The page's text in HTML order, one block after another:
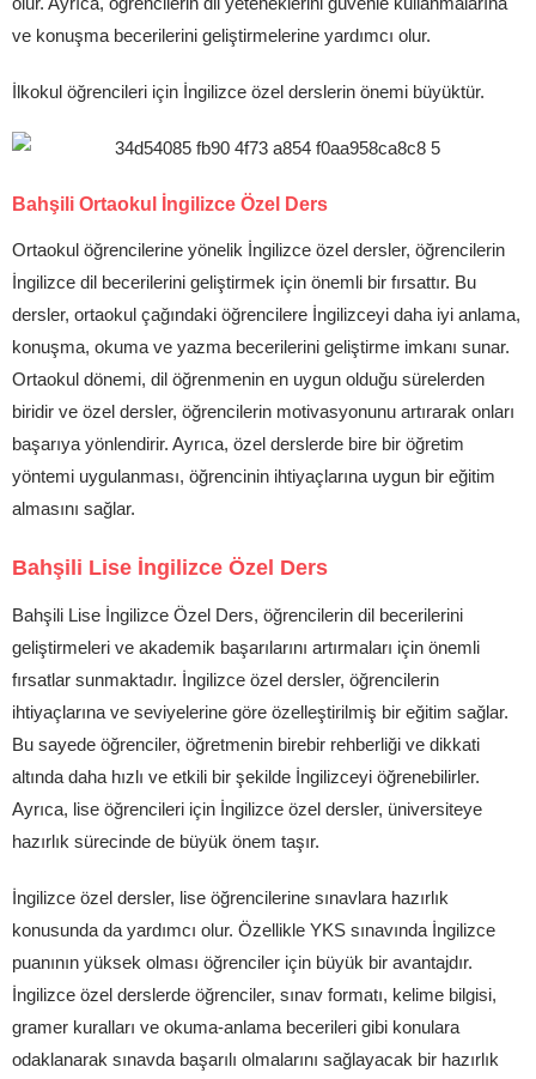
ve konuşma becerilerini geliştirmelerine yardımcı olur.
İlkokul öğrencileri için İngilizce özel derslerin önemi büyüktür.
Bahşili Ortaokul İngilizce Özel Ders
Ortaokul öğrencilerine yönelik İngilizce özel dersler, öğrencilerin
İngilizce dil becerilerini geliştirmek için önemli bir fırsattır. Bu
dersler, ortaokul çağındaki öğrencilere İngilizceyi daha iyi anlama,
konuşma, okuma ve yazma becerilerini geliştirme imkanı sunar.
Ortaokul dönemi, dil öğrenmenin en uygun olduğu sürelerden
biridir ve özel dersler, öğrencilerin motivasyonunu artırarak onları
başarıya yönlendirir. Ayrıca, özel derslerde bire bir öğretim
yöntemi uygulanması, öğrencinin ihtiyaçlarına uygun bir eğitim
almasını sağlar.
Bahşili Lise İngilizce Özel Ders
Bahşili Lise İngilizce Özel Ders, öğrencilerin dil becerilerini
geliştirmeleri ve akademik başarılarını artırmaları için önemli
fırsatlar sunmaktadır. İngilizce özel dersler, öğrencilerin
ihtiyaçlarına ve seviyelerine göre özelleştirilmiş bir eğitim sağlar.
Bu sayede öğrenciler, öğretmenin birebir rehberliği ve dikkati
altında daha hızlı ve etkili bir şekilde İngilizceyi öğrenebilirler.
Ayrıca, lise öğrencileri için İngilizce özel dersler, üniversiteye
hazırlık sürecinde de büyük önem taşır.
İngilizce özel dersler, lise öğrencilerine sınavlara hazırlık
konusunda da yardımcı olur. Özellikle YKS sınavında İngilizce
puanının yüksek olması öğrenciler için büyük bir avantajdır.
İngilizce özel derslerde öğrenciler, sınav formatı, kelime bilgisi,
gramer kuralları ve okuma-anlama becerileri gibi konulara
odaklanarak sınavda başarılı olmalarını sağlayacak bir hazırlık